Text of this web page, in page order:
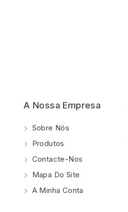
A Nossa Empresa
Sobre Nós
Produtos
Contacte-Nos
Mapa Do Site
A Minha Conta